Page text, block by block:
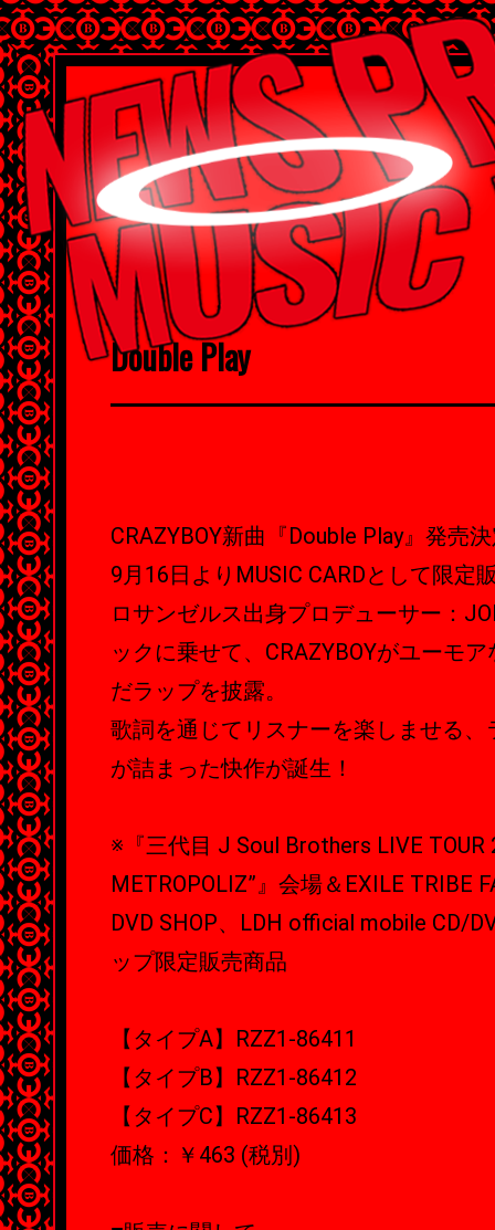
Double Play
CRAZYBOY新曲『Double Play』発売
9月16日よりMUSIC CARDとして限定
ロサンゼルス出身プロデューサー：
ックに乗せて、CRAZYBOYがユーモ
だラップを披露。
歌詞を通じてリスナーを楽しませる
が詰まった快作が誕生！
※『三代目 J Soul Brothers LIVE TOUR
METROPOLIZ”』会場＆EXILE TRIBE
DVD SHOP、LDH official mobile CD/
ップ限定販売商品
【タイプA】RZZ1-86411
【タイプB】RZZ1-86412
【タイプC】RZZ1-86413
価格：￥463 (税別)